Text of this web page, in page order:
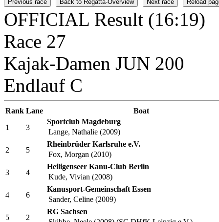
Previous race Back to Regatta-Overview Next race Reload
OFFICIAL Result (16:19)
Race 27
Kajak-Damen JUN 200
Endlauf C
Rank Lane
1
3
Sportclub Magdeburg
Lange, Nathalie (2009)
2 5
Rheinbrüder Karlsruhe e.V.
Fox, Morgan (2010)
3 4
Heiligenseer Kanu-Club Berlin
Kude, Vivian (2008)
4 6
Kanusport-Gemeinschaft Essen
Sander, Celine (2009)